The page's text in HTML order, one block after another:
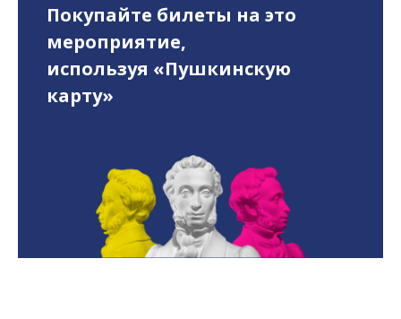
Покупайте билеты на это
мероприятие,
используя «Пушкинскую
карту»